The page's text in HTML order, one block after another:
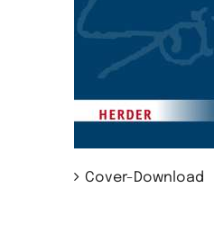
Cover-Download